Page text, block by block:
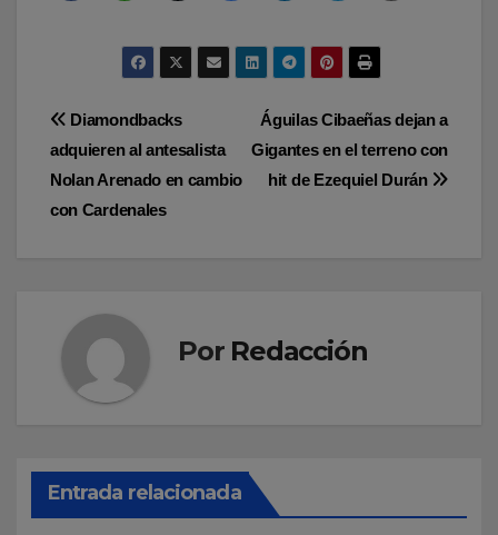
Navegación
de
entradas
Águilas Cibaeñas dejan a
Gigantes en el terreno con
hit de Ezequiel Durán
Diamondbacks
adquieren al antesalista
Nolan Arenado en cambio
con Cardenales
Por Redacción
Entrada relacionada